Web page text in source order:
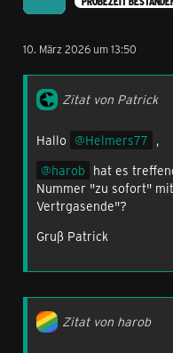
10. März 2026 um 13:50
Zitat von Patrick
Hallo Helmers77 ,
harob hat es
Nummer "zu sofort"
Vertrgasende"?
Gruß Patrick
Zitat von harob